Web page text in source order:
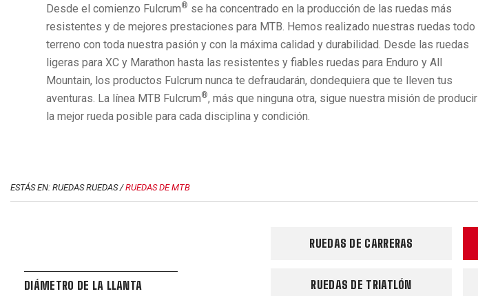
Desde el comienzo Fulcrum® se ha concentrado en la producción de las ruedas más
resistentes y de mejores prestaciones para MTB. Hemos realizado nuestras ruedas todo
terreno con toda nuestra pasión y con la máxima calidad y durabilidad. Desde las ruedas
ligeras para XC y Marathon hasta las resistentes y fiables ruedas para Enduro y All
Mountain, los productos Fulcrum nunca te defraudarán, dondequiera que te lleven tus
aventuras. La línea MTB Fulcrum®, más que ninguna otra, sigue nuestra misión de producir
la mejor rueda posible para cada disciplina y condición.
ESTÁS EN: RUEDAS RUEDAS /RUEDAS DE MTB
DIÁMETRO DE LA LLANTA
RUEDAS DE CARRERAS
RUEDAS DE TRIATLÓN